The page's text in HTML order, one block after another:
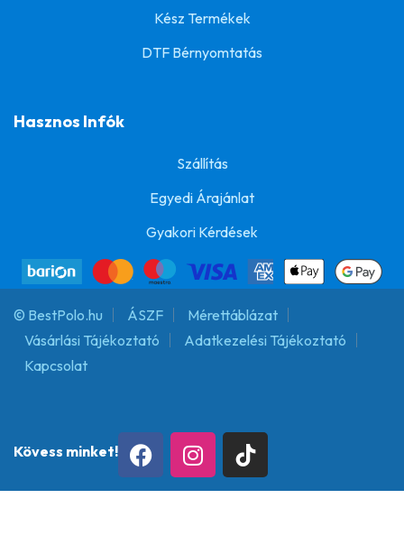
Kész Termékek
DTF Bérnyomtatás
Hasznos Infók
Szállítás
Egyedi Árajánlat
Gyakori Kérdések
© BestPolo.hu ÁSZF
Mérettáblázat
Vásárlási Tájékoztató
Adatkezelési Tájékoztató
Kapcsolat
Kövess minket!